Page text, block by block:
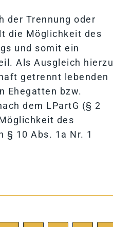
der Trennung oder
die Möglichkeit des
und somit ein
Als Ausgleich hierzu
getrennt lebenden
Ehegatten bzw.
dem LPartG (§ 2
des
§ 10 Abs. 1a Nr. 1